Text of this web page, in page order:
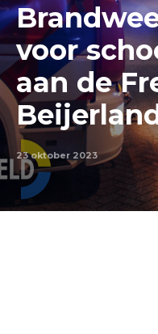
voor
aan de
23 oktober 2023